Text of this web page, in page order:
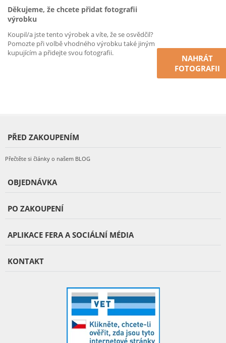
Děkujeme, že chcete přidat fotografii
výrobku
Koupil/a jste tento výrobek a víte, že se osvědčil?
Pomozte při volbě vhodného výrobku také jiným
kupujícím a přidejte svou fotografii.
NAHRÁT
FOTOGRAFII
PŘED ZAKOUPENÍM
Přečtěte si články o našem BLOG
OBJEDNÁVKA
PO ZAKOUPENÍ
APLIKACE FERA A SOCIÁLNÍ MÉDIA
KONTAKT